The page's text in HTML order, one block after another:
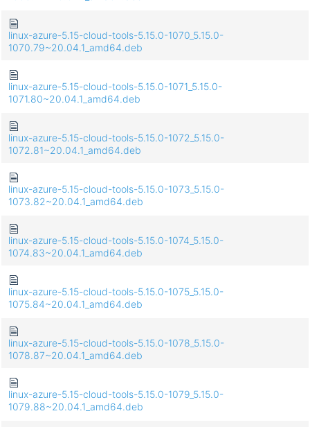
linux-azure-5.15-cloud-tools-5.15.0-1070_5.15.0-
1070.79~20.04.1_amd64.deb
linux-azure-5.15-cloud-tools-5.15.0-1071_5.15.0-
1071.80~20.04.1_amd64.deb
linux-azure-5.15-cloud-tools-5.15.0-1072_5.15.0-
1072.81~20.04.1_amd64.deb
linux-azure-5.15-cloud-tools-5.15.0-1073_5.15.0-
1073.82~20.04.1_amd64.deb
linux-azure-5.15-cloud-tools-5.15.0-1074_5.15.0-
1074.83~20.04.1_amd64.deb
linux-azure-5.15-cloud-tools-5.15.0-1075_5.15.0-
1075.84~20.04.1_amd64.deb
linux-azure-5.15-cloud-tools-5.15.0-1078_5.15.0-
1078.87~20.04.1_amd64.deb
linux-azure-5.15-cloud-tools-5.15.0-1079_5.15.0-
1079.88~20.04.1_amd64.deb